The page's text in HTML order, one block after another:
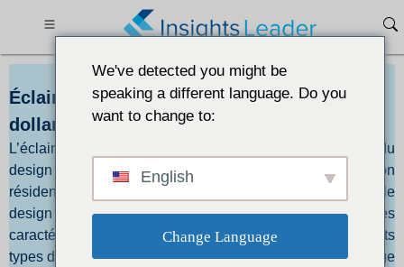
Éclairage Marché Taille 166,61 milliards de
dollars dici 2032
L’éclairage est l’un des aspects les plus importants du
design d’intérieur et joue un rôle clé dans la décoration
résidentielle et commerciale. Le bon éclairage illumine le
design intérieur et met en valeur les meilleures
caractéristiques de la maison. En outre, il existe différents
types d'éclairage, notamment l'éclairage d'entrée, l'éclairage
We've detected you might be
speaking a different language. Do you
want to change to:
English
Change Language